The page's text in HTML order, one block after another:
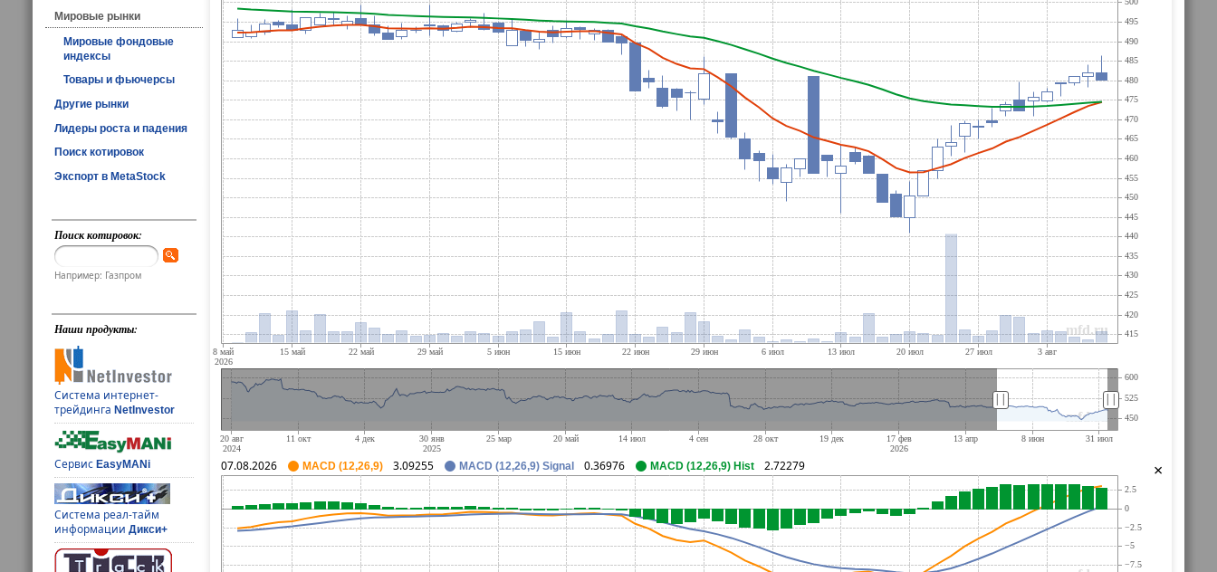
Мировые рынки
Мировые фондовые
индексы
Товары и фьючерсы
Другие рынки
Лидеры роста и падения
Поиск котировок
Экспорт в MetaStock
Поиск котировок:
Например: Газпром
Наши продукты:
Система интернет-
трейдингаNetInvestor
СервисEasyMANi
Система реал-тайм
информацииДикси+
|| ||
×
07.08.2026 MACD (12,26,9) 3.09255 MACD (12,26,9) Signal 0.36976 MACD (12,26,9) Hist 2.72279